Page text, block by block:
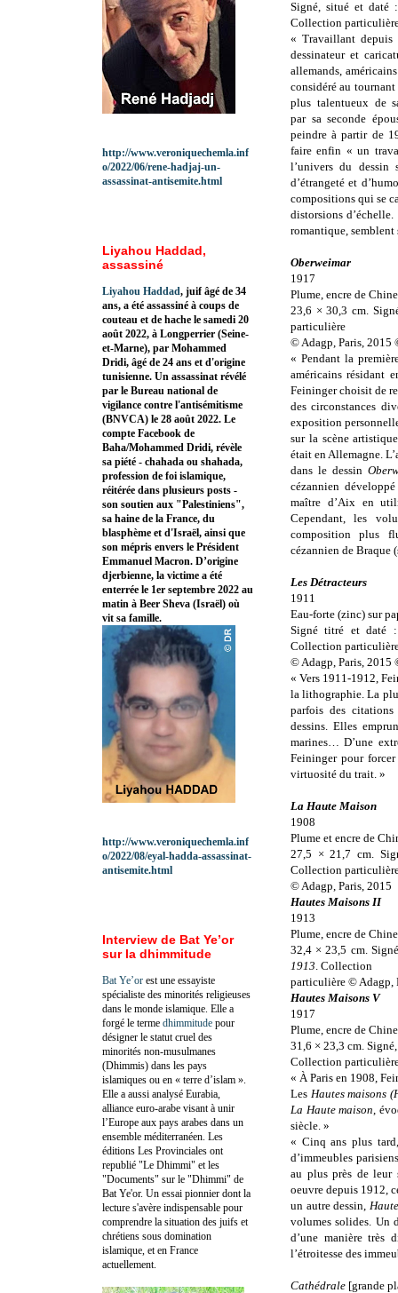
Signé, situé et daté
Collection
« Travaillant depuis
dessinateur et
allemands,
considéré au tournant
plus talentueux de
par sa seconde
peindre à partir de
faire enfin « un
l’univers du dessin
d’étrangeté et
compositions qui se
distorsions
romantique, semblent
Oberweimar
1917
Plume, encre de
23,6 × 30,3 cm.
particulière
© Adagp, Paris, 2015
« Pendant la
américains résidant
Feininger choisit de
des circonstances
exposition
sur la scène
était en Allemagne.
dans le dessin
cézannien
maître d’Aix en
Cependant, les
composition plus
cézannien de Braque
Les Détracteurs
1911
Eau-forte (zinc) sur
Signé titré et daté
Collection
© Adagp, Paris, 2015
« Vers 1911-1912,
la lithographie. La
parfois des
dessins. Elles
marines… D’une
Feininger pour
virtuosité du trait. »
La Haute Maison
1908
Plume et encre de
27,5 × 21,7 cm.
Collection
© Adagp, Paris, 2015
Hautes Maisons II
1913
Plume, encre de
32,4 × 23,5 cm.
1913 . Collection
particulière © Adagp,
Hautes Maisons V
1917
Plume, encre de
31,6 × 23,3 cm.
Collection
« À Paris en 1908,
Les Hautes maisons
La Haute maison ,
siècle. »
« Cinq ans plus
d’immeubles
au plus près de leur
oeuvre depuis 1912,
un autre dessin,
volumes solides. Un
d’une manière très
l’étroitesse des
Cathédrale [grande
http://www.veroniquechemla.inf
o/2022/06/rene-hadjaj-un-
assassinat-antisemite.html
Liyahou Haddad,
assassiné
Liyahou Haddad, juif âgé de 34
ans, a été assassiné à coups de
couteau et de hache le samedi 20
août 2022, à Longperrier (Seine-
et-Marne), par Mohammed
Dridi, âgé de 24 ans et d'origine
tunisienne. Un assassinat révélé
par le Bureau national de
vigilance contre l'antisémitisme
(BNVCA) le 28 août 2022. Le
compte Facebook de
Baha/Mohammed Dridi, révèle
sa piété - chahada ou shahada,
profession de foi islamique,
réitérée dans plusieurs posts -
son soutien aux "Palestiniens",
sa haine de la France, du
blasphème et d'Israël, ainsi que
son mépris envers le Président
Emmanuel Macron. D’origine
djerbienne, la victime a été
enterrée le 1er septembre 2022 au
matin à Beer Sheva (Israël) où
vit sa famille.
http://www.veroniquechemla.inf
o/2022/08/eyal-hadda-assassinat-
antisemite.html
Interview de Bat Ye’or
sur la dhimmitude
Bat Ye’or est une essayiste
spécialiste des minorités religieuses
dans le monde islamique. Elle a
forgé le terme dhimmitude pour
désigner le statut cruel des
minorités non-musulmanes
(Dhimmis) dans les pays
islamiques ou en « terre d’islam ».
Elle a aussi analysé Eurabia,
alliance euro-arabe visant à unir
l’Europe aux pays arabes dans un
ensemble méditerranéen. Les
éditions Les Provinciales ont
republié "Le Dhimmi" et les
"Documents" sur le "Dhimmi" de
Bat Ye'or. Un essai pionnier dont la
lecture s'avère indispensable pour
comprendre la situation des juifs et
chrétiens sous domination
islamique, et en France
actuellement.